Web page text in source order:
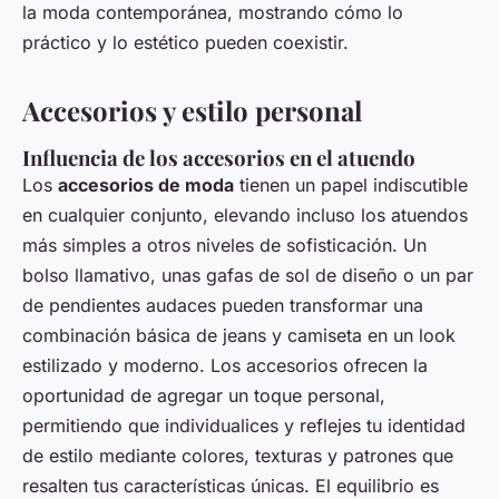
la moda contemporánea, mostrando cómo lo
práctico y lo estético pueden coexistir.
Accesorios y estilo personal
Influencia de los accesorios en el atuendo
Los accesorios de moda tienen un papel indiscutible
en cualquier conjunto, elevando incluso los atuendos
más simples a otros niveles de sofisticación. Un
bolso llamativo, unas gafas de sol de diseño o un par
de pendientes audaces pueden transformar una
combinación básica de jeans y camiseta en un look
estilizado y moderno. Los accesorios ofrecen la
oportunidad de agregar un toque personal,
permitiendo que individualices y reflejes tu identidad
de estilo mediante colores, texturas y patrones que
resalten tus características únicas. El equilibrio es